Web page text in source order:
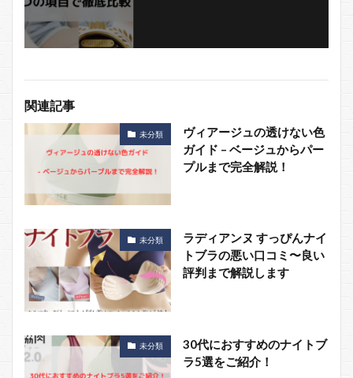
関連記事
未分類
ヴィアージュの透けない色
ガイド – ベージュからパー
プルまで完全解説！
未分類
ラディアンヌ すっぴんナイ
トブラの悪い口コミ〜良い
評判まで解説します
未分類
30代におすすめのナイトブ
ラ5選をご紹介！